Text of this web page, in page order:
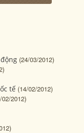
(24/03/2012)
tế (14/02/2012)
02/2012)